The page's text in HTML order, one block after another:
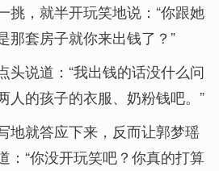
挑，就半开玩笑地说：“你跟她
那套房子就你来出钱了？”
头说道：“我出钱的话没什么问
人的孩子的衣服、奶粉钱吧。”
地就答应下来，反而让郭梦瑶
：“你没开玩笑吧？你真的打算